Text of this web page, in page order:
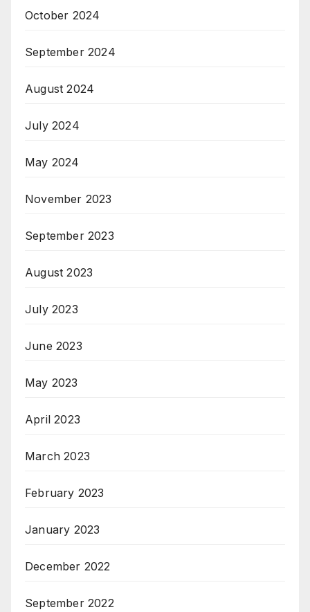
October 2024
September 2024
August 2024
July 2024
May 2024
November 2023
September 2023
August 2023
July 2023
June 2023
May 2023
April 2023
March 2023
February 2023
January 2023
December 2022
September 2022